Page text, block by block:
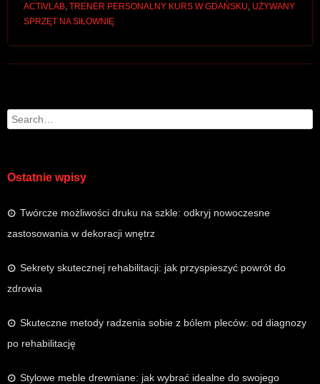
Search
Ostatnie wpisy
Twórcze możliwości druku na szkle: odkryj nowoczesne
zastosowania w dekoracji wnętrz
Sekrety skutecznej rehabilitacji: jak przyspieszyć powrót do
zdrowia
Skuteczne metody radzenia sobie z bólem pleców: od diagnozy
po rehabilitację
Stylowe meble drewniane: jak wybrać idealne do swojego
ACTIVLAB, TRENER PERSONALNY KURS W GDAŃSKU, UŻYWANY
SPRZĘT NA SIŁOWNIĘ